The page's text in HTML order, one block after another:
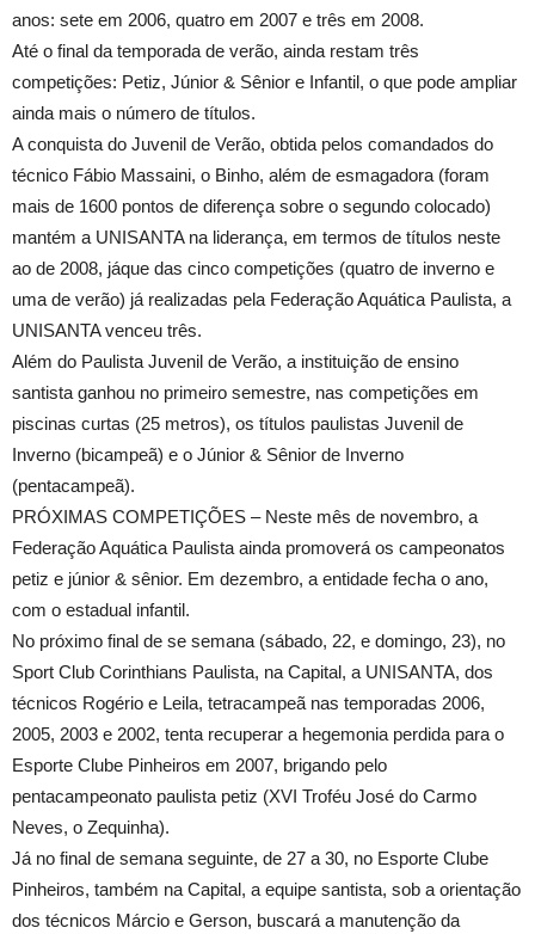
anos: sete em 2006, quatro em 2007 e três em 2008.
Até o final da temporada de verão, ainda restam três
competições: Petiz, Júnior & Sênior e Infantil, o que pode ampliar
ainda mais o número de títulos.
A conquista do Juvenil de Verão, obtida pelos comandados do
técnico Fábio Massaini, o Binho, além de esmagadora (foram
mais de 1600 pontos de diferença sobre o segundo colocado)
mantém a UNISANTA na liderança, em termos de títulos neste
ao de 2008, jáque das cinco competições (quatro de inverno e
uma de verão) já realizadas pela Federação Aquática Paulista, a
UNISANTA venceu três.
Além do Paulista Juvenil de Verão, a instituição de ensino
santista ganhou no primeiro semestre, nas competições em
piscinas curtas (25 metros), os títulos paulistas Juvenil de
Inverno (bicampeã) e o Júnior & Sênior de Inverno
(pentacampeã).
PRÓXIMAS COMPETIÇÕES – Neste mês de novembro, a
Federação Aquática Paulista ainda promoverá os campeonatos
petiz e júnior & sênior. Em dezembro, a entidade fecha o ano,
com o estadual infantil.
No próximo final de se semana (sábado, 22, e domingo, 23), no
Sport Club Corinthians Paulista, na Capital, a UNISANTA, dos
técnicos Rogério e Leila, tetracampeã nas temporadas 2006,
2005, 2003 e 2002, tenta recuperar a hegemonia perdida para o
Esporte Clube Pinheiros em 2007, brigando pelo
pentacampeonato paulista petiz (XVI Troféu José do Carmo
Neves, o Zequinha).
Já no final de semana seguinte, de 27 a 30, no Esporte Clube
Pinheiros, também na Capital, a equipe santista, sob a orientação
dos técnicos Márcio e Gerson, buscará a manutenção da